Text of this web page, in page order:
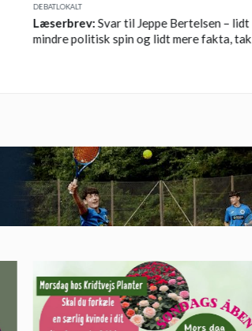
DEBATLOKALT
Læserbrev:Svar til Jeppe Bertelsen – lidt
mindre politisk spin og lidt mere fakta, tak